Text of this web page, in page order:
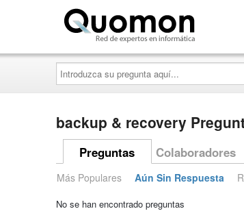
Introduzca
su
pregunta
aquí...
backup & recovery
Preguntas Colaboradores
Más Populares Aún Sin Respuesta
No se han encontrado preguntas